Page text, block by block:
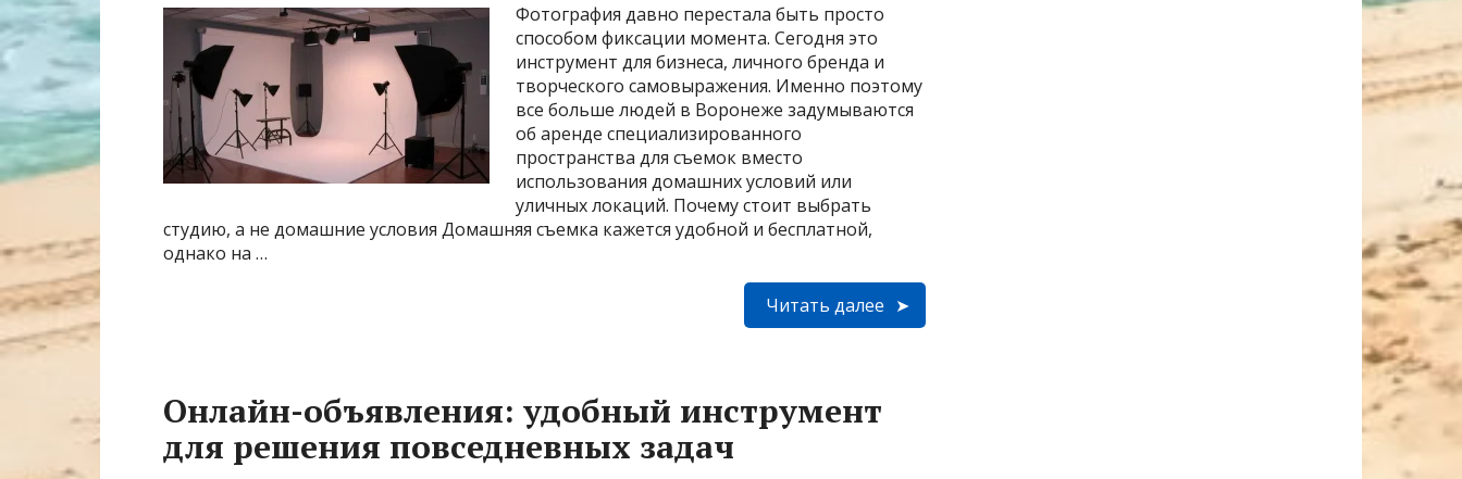
Фотография давно перестала быть просто
способом фиксации момента. Сегодня это
инструмент для бизнеса, личного бренда и
творческого самовыражения. Именно поэтому
все больше людей в Воронеже задумываются
об аренде специализированного
пространства для съемок вместо
использования домашних условий или
уличных локаций. Почему стоит выбрать
студию, а не домашние условия Домашняя съемка кажется удобной и бесплатной,
однако на …
Читать далее
Онлайн-объявления: удобный инструмент
для решения повседневных задач